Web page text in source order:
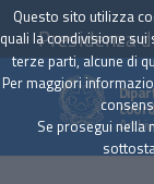
Presidenza
Questo sito utilizza
quali la condivisione
terze parti, alcune di
Per maggiori
Se prosegui nella